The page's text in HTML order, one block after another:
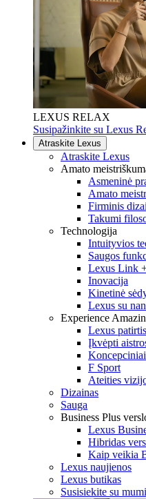
LEXUS RELAX
Susipažinkite su Lexus
Atraskite Lexus
Atraskite Lexus
Amato
Asmeninė
Amato
Firminis
Takumi
Technologija
Intuityvios
Saugos
Lexus Link
Inovacija
Kinetinė
Lexus su
Experience
Lexus patirtis
Įkvėpti
F Sport
Ateities
Dizainas
Sauga
Business Plus
Lexus
Hibridas
Kaip veikia
Lexus naujienos
Lexus butikas
Susisiekite su